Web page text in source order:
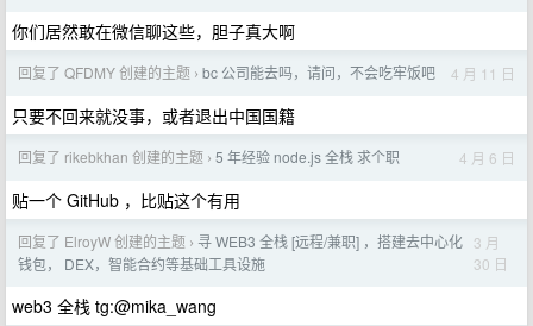
你们居然敢在微信聊这些，胆子真大啊
回复了 QFDMY 创建的主题 › bc 公司能去吗，请问，不会吃牢饭吧 4 月 11 日
只要不回来就没事，或者退出中国国籍
回复了 rikebkhan 创建的主题 › 5 年经验 node.js 全栈 求个职 4 月 6 日
贴一个 GitHub ，比贴这个有用
回复了 ElroyW 创建的主题 › 寻 WEB3 全栈 [远程/兼职] ，搭建去中心化
钱包， DEX，智能合约等基础工具设施
3 月
30 日
web3 全栈 tg:@mika_wang